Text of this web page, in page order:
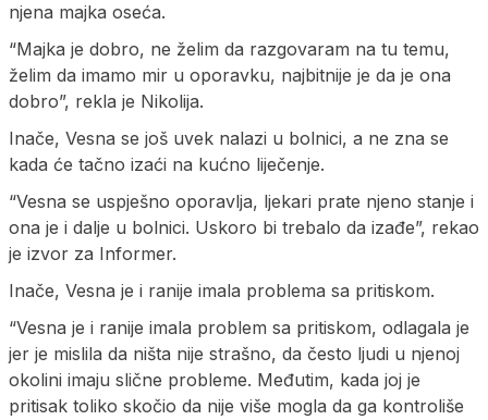
njena majka oseća.
“Majka je dobro, ne želim da razgovaram na tu temu,
želim da imamo mir u oporavku, najbitnije je da je ona
dobro”, rekla je Nikolija.
Inače, Vesna se još uvek nalazi u bolnici, a ne zna se
kada će tačno izaći na kućno liječenje.
“Vesna se uspješno oporavlja, ljekari prate njeno stanje i
ona je i dalje u bolnici. Uskoro bi trebalo da izađe”, rekao
je izvor za Informer.
Inače, Vesna je i ranije imala problema sa pritiskom.
“Vesna je i ranije imala problem sa pritiskom, odlagala je
jer je mislila da ništa nije strašno, da često ljudi u njenoj
okolini imaju slične probleme. Međutim, kada joj je
pritisak toliko skočio da nije više mogla da ga kontroliše